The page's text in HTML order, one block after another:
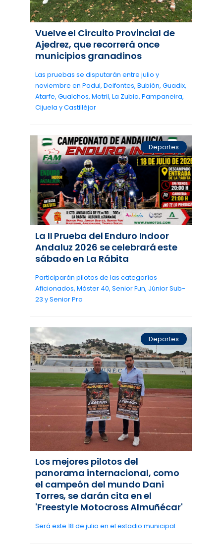
Vuelve el Circuito Provincial de
Ajedrez, que recorrerá once
municipios granadinos
Las pruebas se disputarán entre julio y
noviembre en Padul, Deifontes, Bubión, Guadix,
Atarfe, Gualchos, Motril, La Zubia, Pampaneira,
Cijuela y Castilléjar
Deportes
La II Prueba del Enduro Indoor
Andaluz 2026 se celebrará este
sábado en La Rábita
Participarán pilotos de las categorías
Aficionados, Máster 40, Senior Fun, Júnior Sub-
23 y Senior Pro
Deportes
Los mejores pilotos del
panorama internacional, como
el campeón del mundo Dani
Torres, se darán cita en el
'Freestyle Motocross Almuñécar'
Será este 18 de julio en el estadio municipal